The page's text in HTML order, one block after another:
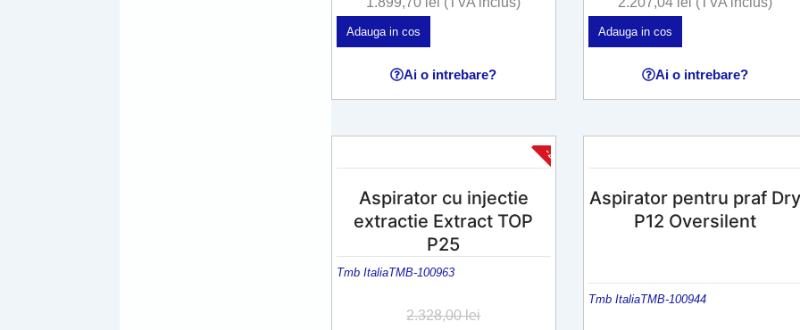
Adauga in cos
Ai o intrebare?
Adauga in cos
Ai o intrebare?
-25%
Aspirator cu injectie
extractie Extract TOP
P25
Tmb ItaliaTMB-100963
2.328,00lei
Aspirator pentru praf Dry
P12 Oversilent
Tmb ItaliaTMB-100944